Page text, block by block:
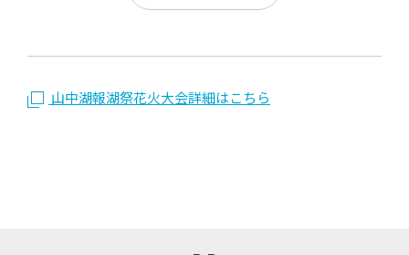
山中湖報湖祭花火大会詳細はこちら